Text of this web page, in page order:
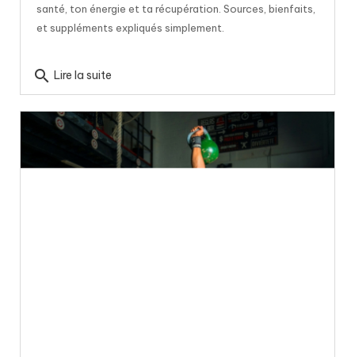
santé, ton énergie et ta récupération. Sources, bienfaits,
et suppléments expliqués simplement.
search Lire la suite